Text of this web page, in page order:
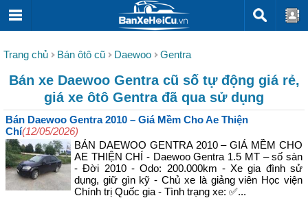
Trang chủ Bán ôtô cũ Daewoo Gentra
Bán xe Daewoo Gentra cũ số tự động giá rẻ,
giá xe ôtô Gentra đã qua sử dụng
Bán Daewoo Gentra 2010 – Giá Mềm Cho Ae Thiện
Chí(12/05/2026)
BÁN DAEWOO GENTRA 2010 – GIÁ MỀM CHO
AE THIỆN CHÍ - Daewoo Gentra 1.5 MT – số sàn
- Đời 2010 - Odo: 200.000km - Xe gia đình sử
dụng, giữ gìn kỹ - Chủ xe là giảng viên Học viện
Chính trị Quốc gia - Tình trạng xe: ✅...